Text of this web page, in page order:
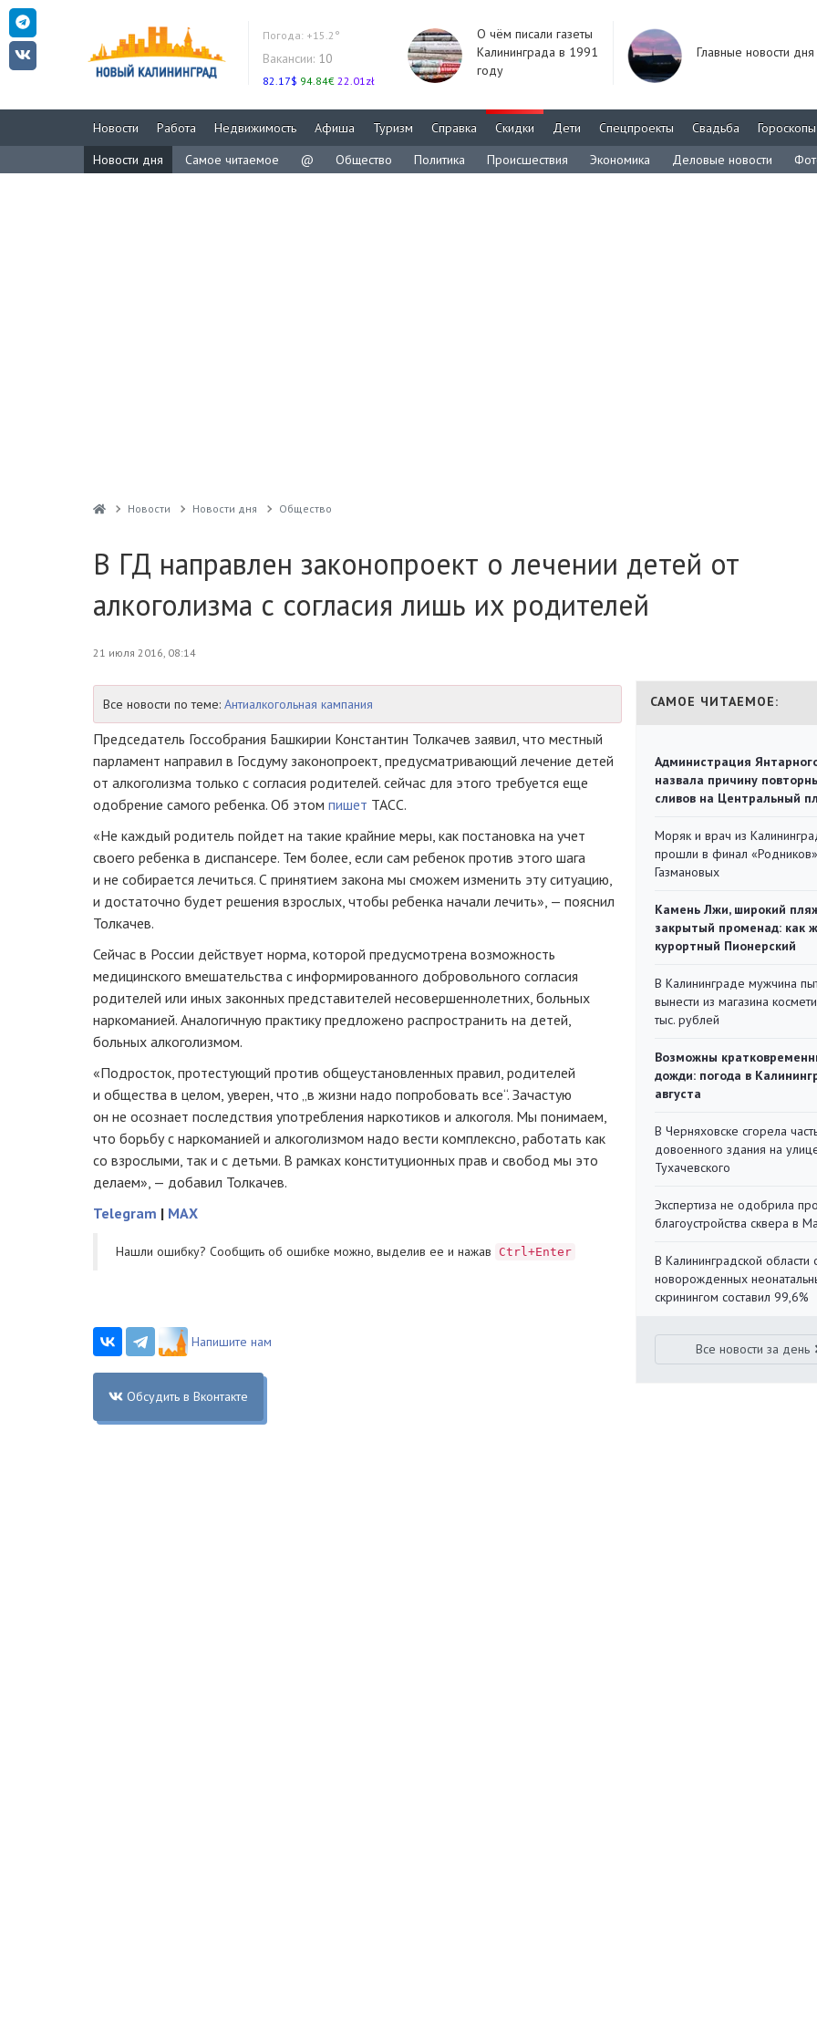
Погода: +15.2°
Вакансии: 10
82.17$ 94.84€ 22.01zł
О чём писали газеты
Калининграда в 1991
году
Главные новости дня
Новости Работа Недвижимость Афиша Туризм Справка Скидки Дети Спецпроекты Свадьба
Гороскопы
Новости дня
Самое читаемое @ Общество Политика Происшествия Экономика Деловые новости
Новости Новости дня Общество
В ГД направлен законопроект о лечении детей от
алкоголизма с согласия лишь их родителей
21 июля 2016, 08:14
Все новости по теме: Антиалкогольная кампания
Председатель Госсобрания Башкирии Константин Толкачев заявил, что местный
парламент направил в Госдуму законопроект, предусматривающий лечение детей
от алкоголизма только с согласия родителей. сейчас для этого требуется еще
одобрение самого ребенка. Об этом пишет ТАСС.
«Не каждый родитель пойдет на такие крайние меры, как постановка на учет
своего ребенка в диспансере. Тем более, если сам ребенок против этого шага
и не собирается лечиться. С принятием закона мы сможем изменить эту ситуацию,
и достаточно будет решения взрослых, чтобы ребенка начали лечить», — пояснил
Толкачев.
Сейчас в России действует норма, которой предусмотрена возможность
медицинского вмешательства с информированного добровольного согласия
родителей или иных законных представителей несовершеннолетних, больных
наркоманией. Аналогичную практику предложено распространить на детей,
больных алкоголизмом.
«Подросток, протестующий против общеустановленных правил, родителей
и общества в целом, уверен, что „в жизни надо попробовать все“. Зачастую
он не осознает последствия употребления наркотиков и алкоголя. Мы понимаем,
что борьбу с наркоманией и алкоголизмом надо вести комплексно, работать как
со взрослыми, так и с детьми. В рамках конституционных прав и свобод мы это
делаем», — добавил Толкачев.
Telegram | MAX
Нашли ошибку? Cообщить об ошибке можно, выделив ее и нажав Ctrl+Enter
Напишите нам
Обсудить в Вконтакте
САМОЕ ЧИТАЕМОЕ:
Администрация
назвала причину
сливов на Центральный
Моряк и врач из
прошли в финал «Родников»
Газмановых
Камень Лжи, широкий
закрытый променад: как
курортный Пионерский
В Калининграде мужчина
вынести из магазина
тыс. рублей
Возможны
дожди: погода в
августа
В Черняховске сгорела
довоенного здания на
Тухачевского
Экспертиза не одобрила
благоустройства сквера в
В Калининградской области
новорожденных
скринингом составил 99,6%
Все новости за день